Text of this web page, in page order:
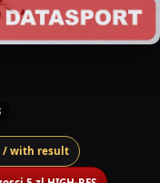
/ with result